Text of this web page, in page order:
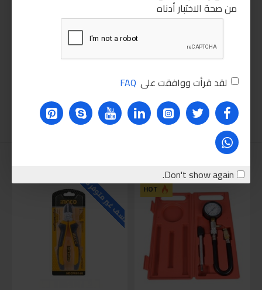
من صحة الاختبار أدناه
لقد قرأت ووافقت على FAQ
Don't show again.
نقترحه عليك
HOT للاسف غير متوفر حاليا